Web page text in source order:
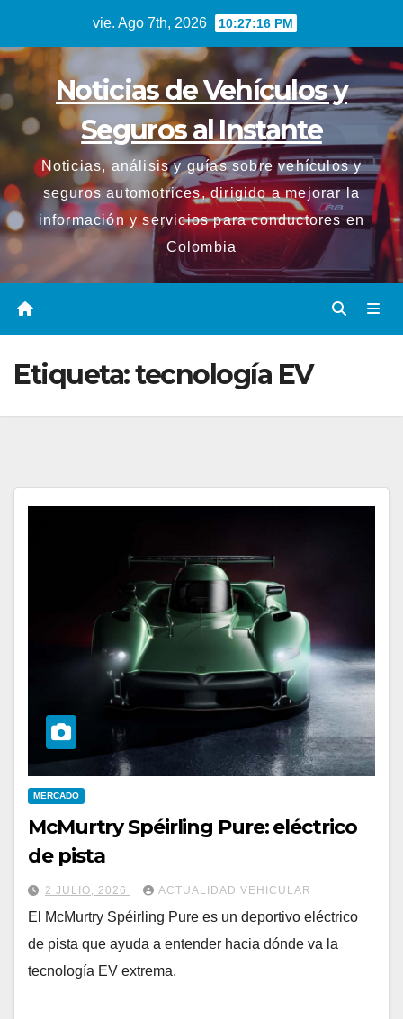
contenido
vie. Ago 7th, 2026 10:27:16 PM
Noticias de Vehículos y
Seguros al Instante
Noticias, análisis y guías sobre vehículos y
seguros automotrices, dirigido a mejorar la
información y servicios para conductores en
Colombia
Etiqueta:tecnología EV
MERCADO
McMurtry Spéirling Pure: eléctrico
de pista
2 JULIO, 2026 ACTUALIDAD VEHICULAR
El McMurtry Spéirling Pure es un deportivo eléctrico
de pista que ayuda a entender hacia dónde va la
tecnología EV extrema.